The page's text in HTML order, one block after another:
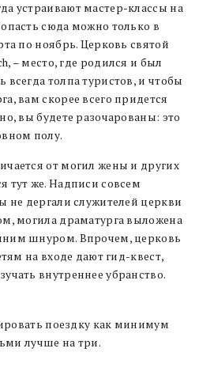
устраивают мастер-классы на
сюда можно только в
по ноябрь. Церковь святой
– место, где родился и был
всегда толпа туристов, и чтобы
вам скорее всего придется
вы будете разочарованы: это
полу.
от могил жены и других
тут же. Надписи совсем
не дергали служителей церкви
могила драматурга выложена
шнуром. Впрочем, церковь
на входе дают гид-квест,
внутреннее убранство.
поездку как минимум
лучше на три.